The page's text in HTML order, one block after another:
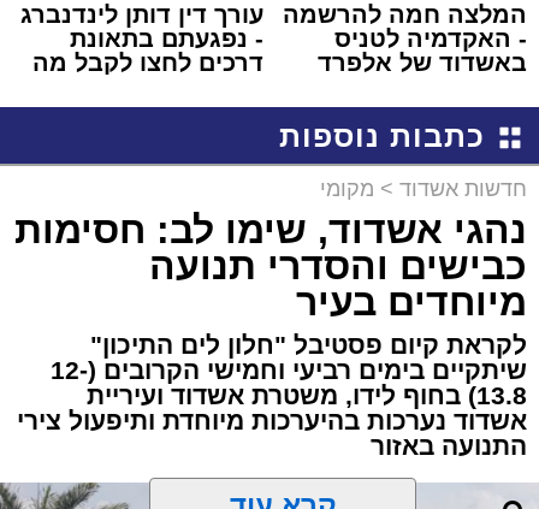
המלצה חמה להרשמה
- האקדמיה לטניס
באשדוד של אלפרד
עורך דין דותן לינדנברג
- נפגעתם בתאונת
דרכים לחצו לקבל מה
כתבות נוספות
חדשות אשדוד > מקומי
נהגי אשדוד, שימו לב: חסימות
כבישים והסדרי תנועה
מיוחדים בעיר
לקראת קיום פסטיבל "חלון לים התיכון"
שיתקיים בימים רביעי וחמישי הקרובים (12-
13.8) בחוף לידו, משטרת אשדוד ועיריית
אשדוד נערכות בהיערכות מיוחדת ותיפעול צירי
התנועה באזור